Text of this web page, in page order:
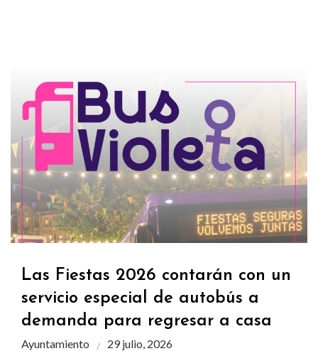
Las Fiestas 2026 contarán con un
servicio especial de autobús a
demanda para regresar a casa
Ayuntamiento 29 julio, 2026